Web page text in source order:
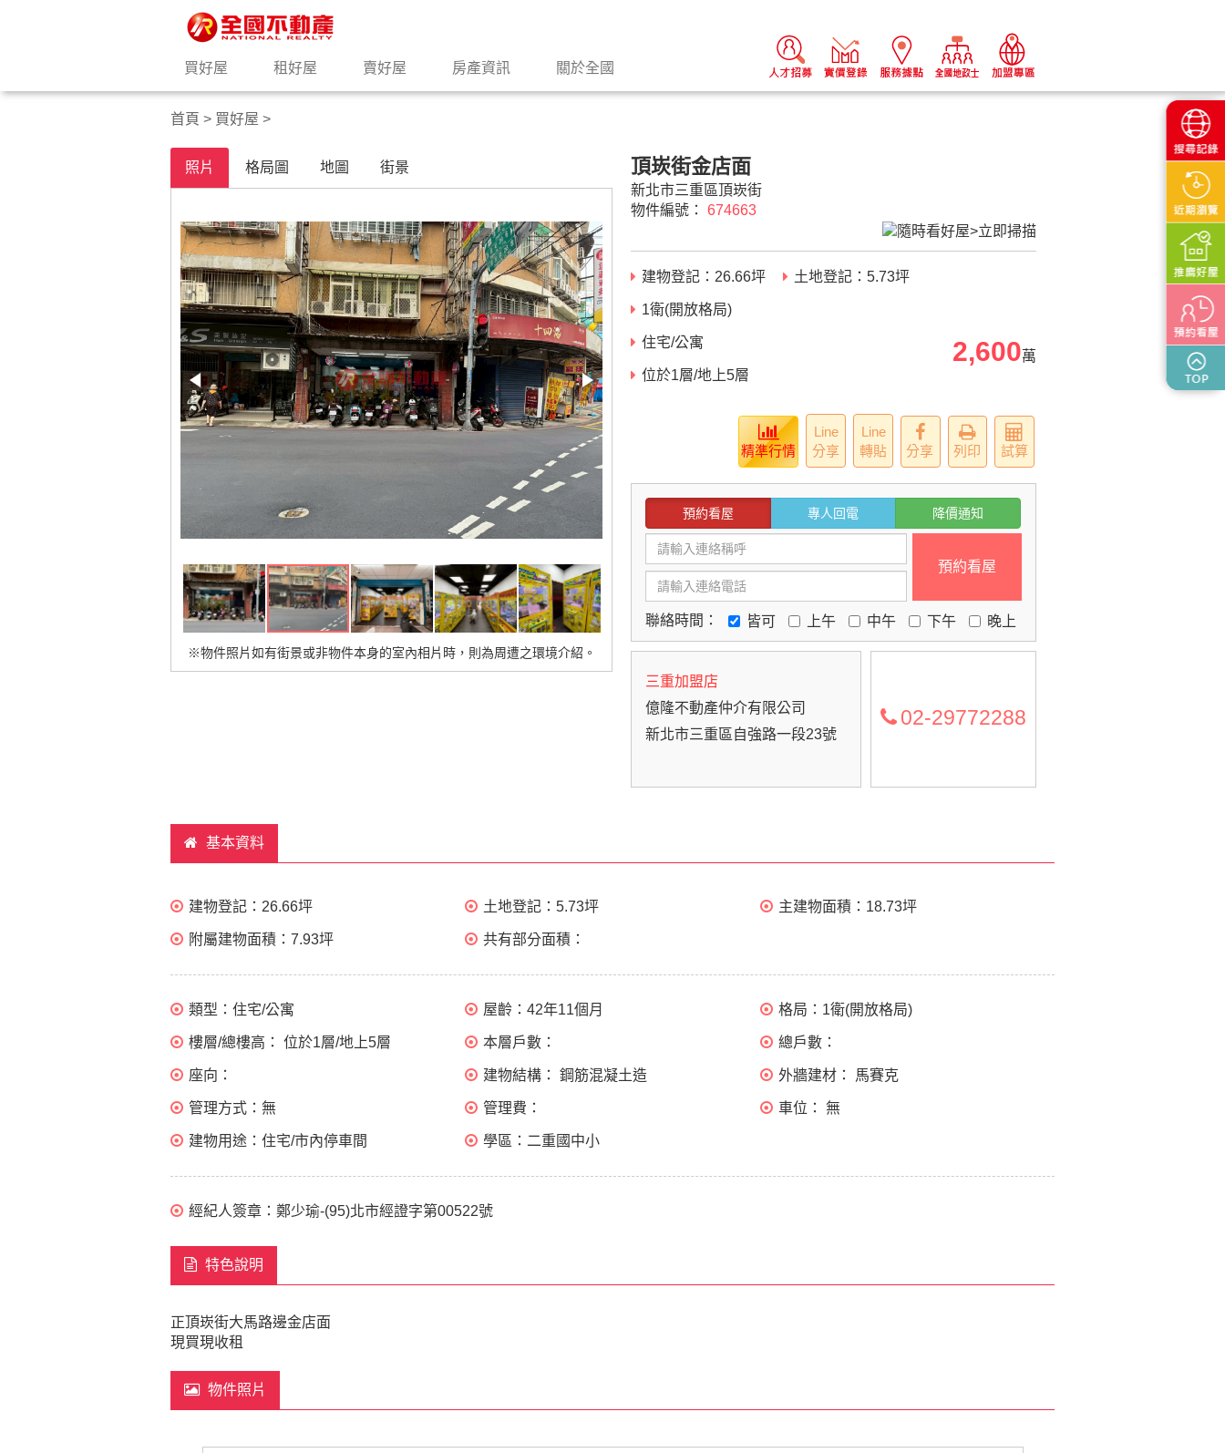
買好屋 租好屋 賣好屋 房產資訊 關於全國
首頁 > 買好屋 >
照片 格局圖 地圖 街景
※物件照片如有街景或非物件本身的室內相片時，則為周遭之環境介紹。
頂崁街金店面
新北市三重區頂崁街
物件編號： 674663
建物登記： 26.66坪 土地登記： 5.73坪
1衛(開放格局)
住宅/公寓
位於1層/地上5層
2,600萬
精準行情
Line
分享
Line
轉貼
分享 列印 試算
預約看屋 專人回電 降價通知
預約看屋
聯絡時間： 皆可 上午 中午 下午 晚上
三重加盟店
億隆不動產仲介有限公司
新北市三重區自強路一段23號
02-29772288
基本資料
建物登記： 26.66坪 土地登記：5.73坪 主建物面積： 18.73坪
附屬建物面積： 7.93坪 共有部分面積：
類型： 住宅/公寓 屋齡：42年11個月 格局： 1衛(開放格局)
樓層/總樓高： 位於1層/地上5層 本層戶數： 總戶數：
座向： 建物結構：鋼筋混凝土造 外牆建材： 馬賽克
管理方式： 無 管理費： 車位： 無
建物用途： 住宅/市內停車間 學區： 二重國中小
經紀人簽章： 鄭少瑜-(95)北市經證字第00522號
特色說明
正頂崁街大馬路邊金店面
現買現收租
物件照片